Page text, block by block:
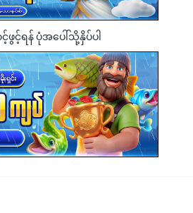
ဖွင့်ရန် ပုံအပေါ်သို့နှိပ်ပါ